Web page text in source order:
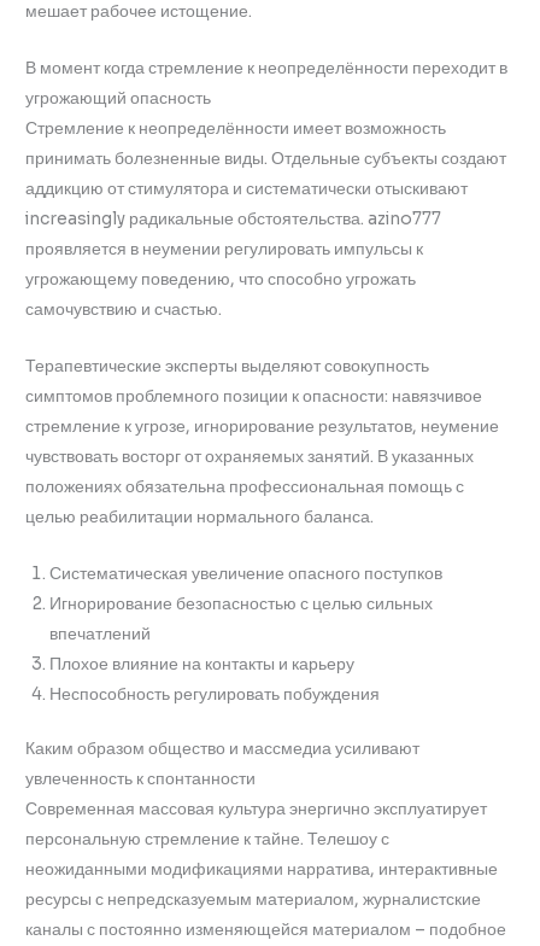
мешает рабочее истощение.
В момент когда стремление к неопределённости переходит в
угрожающий опасность
Стремление к неопределённости имеет возможность
принимать болезненные виды. Отдельные субъекты создают
аддикцию от стимулятора и систематически отыскивают
increasingly радикальные обстоятельства. azino777
проявляется в неумении регулировать импульсы к
угрожающему поведению, что способно угрожать
самочувствию и счастью.
Терапевтические эксперты выделяют совокупность
симптомов проблемного позиции к опасности: навязчивое
стремление к угрозе, игнорирование результатов, неумение
чувствовать восторг от охраняемых занятий. В указанных
положениях обязательна профессиональная помощь с
целью реабилитации нормального баланса.
Систематическая увеличение опасного поступков
Игнорирование безопасностью с целью сильных
впечатлений
Плохое влияние на контакты и карьеру
Неспособность регулировать побуждения
Каким образом общество и массмедиа усиливают
увлеченность к спонтанности
Современная массовая культура энергично эксплуатирует
персональную стремление к тайне. Телешоу с
неожиданными модификациями нарратива, интерактивные
ресурсы с непредсказуемым материалом, журналистские
каналы с постоянно изменяющейся материалом – подобное